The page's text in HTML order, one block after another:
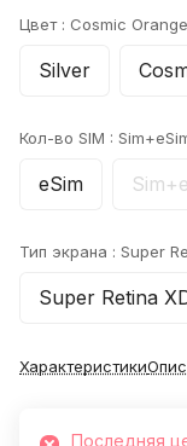
Цвет : Cosmic Orange
Silver
Кол-во SIM :
eSim
Тип экрана : Super
Super Retina
Характеристики
Последняя